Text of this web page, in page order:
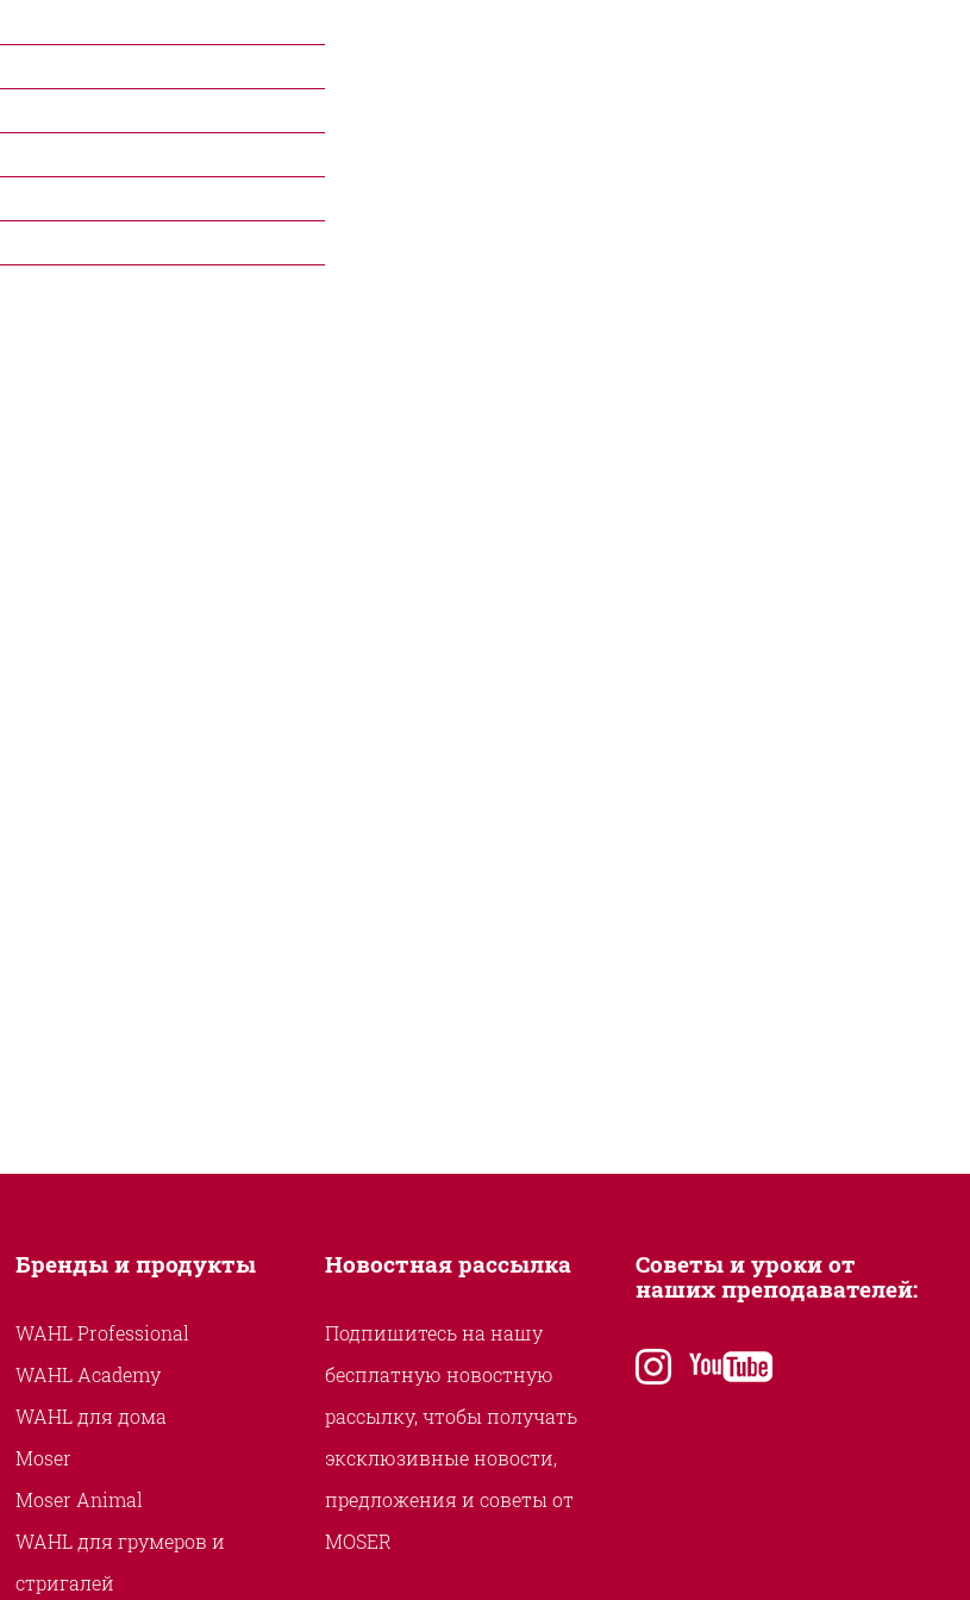
Бренды и продукты
WAHL Professional
WAHL Academy
WAHL для дома
Moser
Moser Animal
WAHL для грумеров и
стригалей
Новостная рассылка
Подпишитесь на нашу
бесплатную новостную
рассылку, чтобы получать
эксклюзивные новости,
предложения и советы от
MOSER
Советы и уроки от
наших преподавателей:
instagramyoutube